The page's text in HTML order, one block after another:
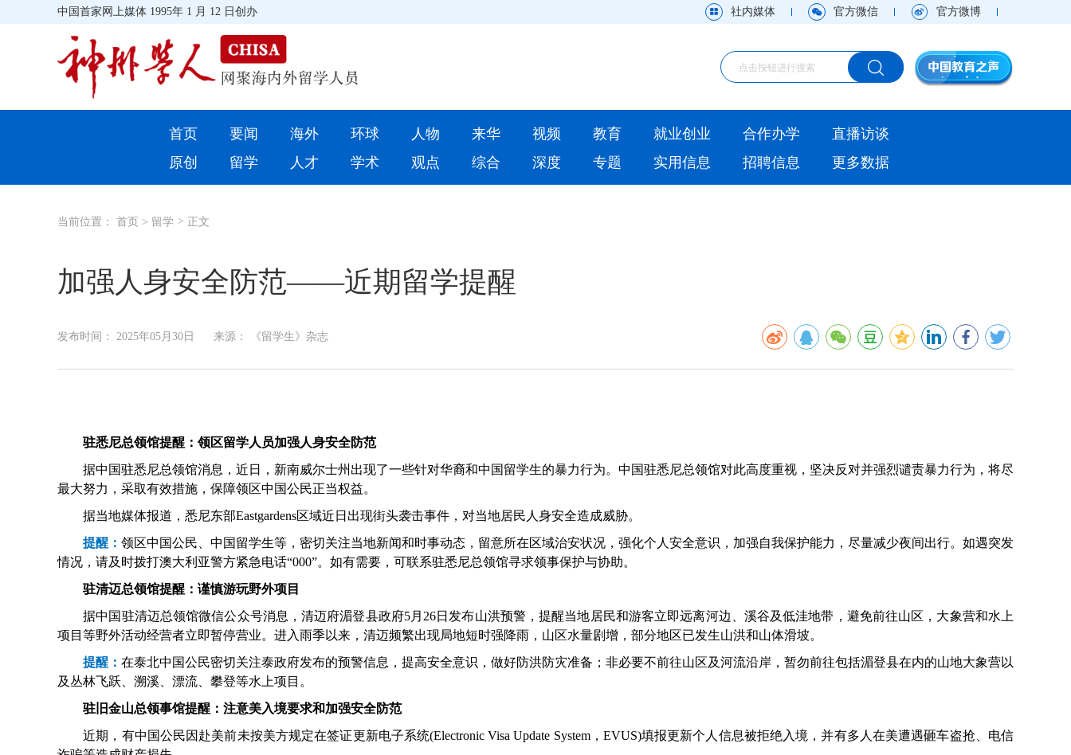
人物 来华
留学
招聘信息 更多数据
中国首家网上媒体 1995年 1 月 12 日创办 社内媒体 官方微信 官方微博
首页 要闻 海外 环球 人物 来华 视频 教育 就业创业 合作办学
直播访谈
原创
留学 人才 学术 观点 综合 深度 专题 实用信息 招聘信息 更多数据
当前位置： 首页 > 留学 > 正文
加强人身安全防范——近期留学提醒
发布时间： 2025年05月30日 来源： 《留学生》杂志
驻悉尼总领馆提醒：领区留学人员加强人身安全防范
据中国驻悉尼总领馆消息，近日，新南威尔士州出现了一些针对华裔和中国留学生的暴力行为。中国驻悉尼总领馆对此高度重视，坚决反对并强烈谴责暴力行为，将尽
最大努力，采取有效措施，保障领区中国公民正当权益。
据当地媒体报道，悉尼东部Eastgardens区域近日出现街头袭击事件，对当地居民人身安全造成威胁。
提醒： 领区中国公民、中国留学生等，密切关注当地新闻和时事动态，留意所在区域治安状况，强化个人安全意识，加强自我保护能力，尽量减少夜间出行。如遇突发
情况，请及时拨打澳大利亚警方紧急电话“000”。如有需要，可联系驻悉尼总领馆寻求领事保护与协助。
驻清迈总领馆提醒：谨慎游玩野外项目
据中国驻清迈总领馆微信公众号消息，清迈府湄登县政府5月26日发布山洪预警，提醒当地居民和游客立即远离河边、溪谷及低洼地带，避免前往山区，大象营和水上
项目等野外活动经营者立即暂停营业。进入雨季以来，清迈频繁出现局地短时强降雨，山区水量剧增，部分地区已发生山洪和山体滑坡。
提醒： 在泰北中国公民密切关注泰政府发布的预警信息，提高安全意识，做好防洪防灾准备；非必要不前往山区及河流沿岸，暂勿前往包括湄登县在内的山地大象营以
及丛林飞跃、溯溪、漂流、攀登等水上项目。
驻旧金山总领事馆提醒：注意美入境要求和加强安全防范
近期，有中国公民因赴美前未按美方规定在签证更新电子系统(Electronic Visa Update System，EVUS)填报更新个人信息被拒绝入境，并有多人在美遭遇砸车盗抢、电信